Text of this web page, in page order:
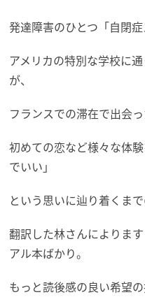
発達障害のひとつ「自閉
アメリカの特別な学校に
が、
フランスでの滞在で出会
初めての恋など様々な体
でいい」
という思いに辿り着くま
翻訳した林さんによりま
アル本ばかり。
もっと読後感の良い希望の